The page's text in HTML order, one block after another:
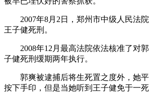
2007年8月2日，郑州市中级人民法
王子健死刑。
2008年12月最高法院依法核准了对
子健死刑缓期两年执行。
郭爽被逮捕后将生死置之度外，她
按下手印，但是当她听到王子健免于一